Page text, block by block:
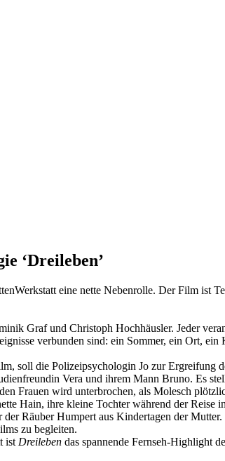
‘Dreileben’
eine nette Nebenrolle. Der Film ist
Graf und Christoph Hochhäusler. Jeder
verbunden sind: ein Sommer, ein Ort,
soll die Polizeipsychologin Jo zur Ergreifung
Vera und ihrem Mann Bruno. Es
Frauen wird unterbrochen, als Molesch
Hain, ihre kleine Tochter während der Reise
Räuber Humpert aus Kindertagen der Mutter.
zu begleiten.
ist Dreileben das spannende Fernseh-Highlight